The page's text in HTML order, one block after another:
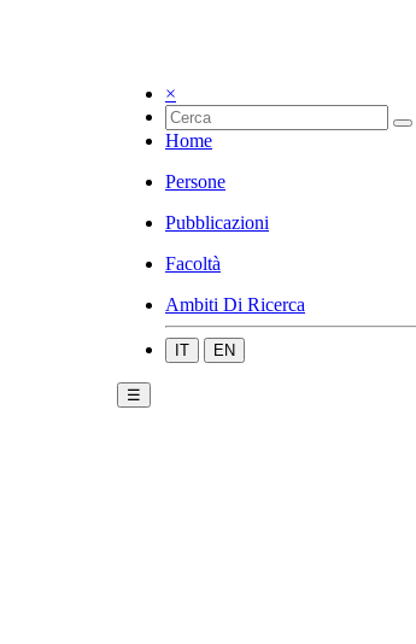
×
Home
Persone
Pubblicazioni
Facoltà
Ambiti Di Ricerca
IT EN
☰